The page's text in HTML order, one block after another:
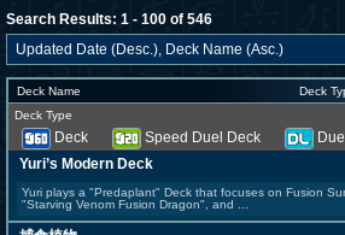
Search Results: 1 - 100 of 546
Deck Name
Deck
Deck Type
Deck Speed Duel Deck
Yuri’s Modern Deck
Yuri plays a "Predaplant" Deck that focuses on Fusion
"Starving Venom Fusion Dragon", and ...